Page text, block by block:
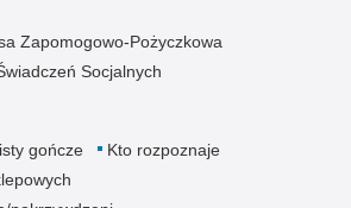
Zapomogowo-Pożyczkowa
Socjalnych
gończe
Kto rozpoznaje